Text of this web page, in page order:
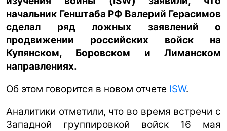
начальник Генштаба РФ Валерий Герасимов
сделал ряд ложных заявлений о
продвижении российских войск на
Купянском, Боровском и Лиманском
направлениях.
Об этом говорится в новом отчете ISW.
Аналитики отметили, что во время встречи с
Западной группировкой войск 16 мая